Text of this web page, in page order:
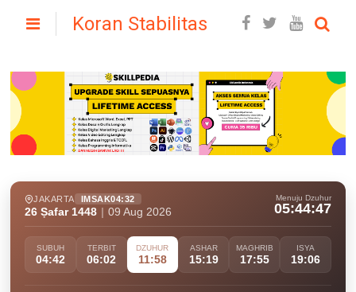
Koran Stabilitas
JAKARTA IMSAK04:32
26 Ṣafar 1448 09 Aug 2026
Menuju Dzuhur
05:44:45
SUBUH
04:42
TERBIT
06:02
DZUHUR
11:58
ASHAR
15:19
MAGHRIB
17:55
ISYA
19:06